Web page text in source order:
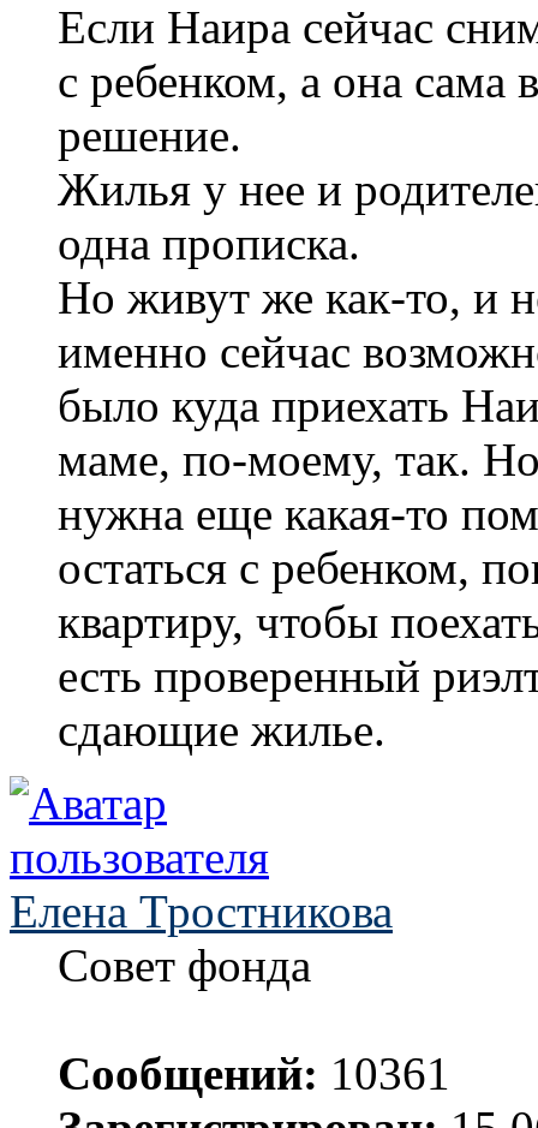
Если Наира сейчас
с ребенком, а она сама
решение.
Жилья у нее и
одна прописка.
Но живут же как-то, и
именно сейчас
было куда приехать
маме, по-моему, так.
нужна еще какая-то
остаться с ребенком,
квартиру, чтобы
есть проверенный
сдающие жилье.
Елена Тростникова
Совет фонда
Сообщений: 10361